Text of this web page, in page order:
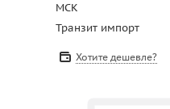
МСК
Транзит импорт
Хотите дешевле?